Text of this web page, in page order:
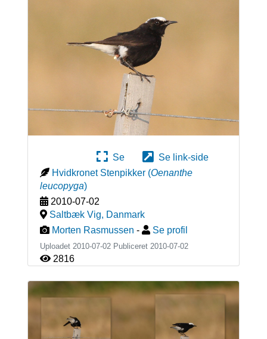
Se
Se link-side
Hvidkronet Stenpikker (Oenanthe
leucopyga)
2010-07-02
Saltbæk Vig, Danmark
Morten Rasmussen - Se profil
Uploadet 2010-07-02 Publiceret 2010-07-02
2816